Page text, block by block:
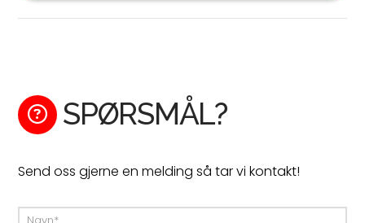
SPØRSMÅL?
Send oss gjerne en melding så tar vi kontakt!